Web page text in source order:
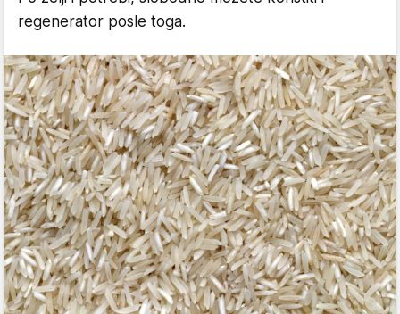
regenerator posle toga.